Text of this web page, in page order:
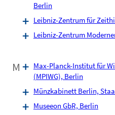
Berlin
Leibniz-Zentrum für
Leibniz-Zentrum
M
Max-Planck-Institut für
(MPIWG), Berlin
Münzkabinett Berlin,
Museeon GbR, Berlin